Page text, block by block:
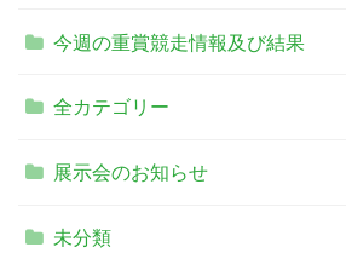
今週の重賞競走情報及び結果
全カテゴリー
展示会のお知らせ
未分類